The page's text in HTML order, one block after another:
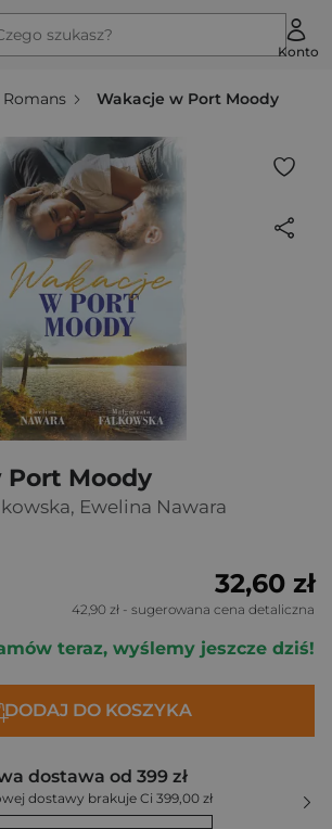
szukasz?
Konto
Romans Wakacje w Port Moody
Moody
, Ewelina Nawara
32,60 zł
42,90 zł - sugerowana cena detaliczna
teraz, wyślemy jeszcze dziś!
DODAJ DO KOSZYKA
dostawa od 399 zł
dostawy brakuje Ci 399,00 zł